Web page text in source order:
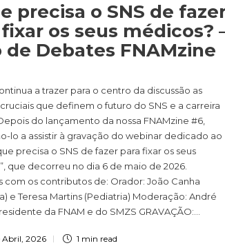
precisa o SNS de
os seus médicos?
de Debates FNAMzine
a trazer para o centro da discussão as
que definem o futuro do SNS e a carreira
do lançamento da nossa FNAMzine #6,
lo a assistir à gravação do webinar dedicado ao
precisa o SNS de fazer para fixar os seus
que decorreu no dia 6 de maio de 2026.
com os contributos de: Orador: João Canha
e Teresa Martins (Pediatria) Moderação: André
da FNAM e do SMZS GRAVAÇÃO:...
Abril, 2026 1 min read